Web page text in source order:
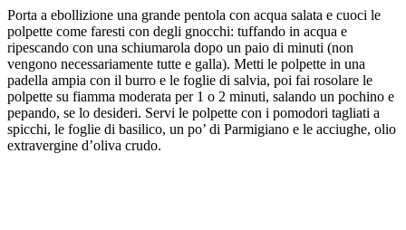
Porta a ebollizione una grande pentola con acqua salata e cuoci le
polpette come faresti con degli gnocchi: tuffando in acqua e
ripescando con una schiumarola dopo un paio di minuti (non
vengono necessariamente tutte e galla). Metti le polpette in una
padella ampia con il burro e le foglie di salvia, poi fai rosolare le
polpette su fiamma moderata per 1 o 2 minuti, salando un pochino e
pepando, se lo desideri. Servi le polpette con i pomodori tagliati a
spicchi, le foglie di basilico, un po’ di Parmigiano e le acciughe, olio
extravergine d’oliva crudo.